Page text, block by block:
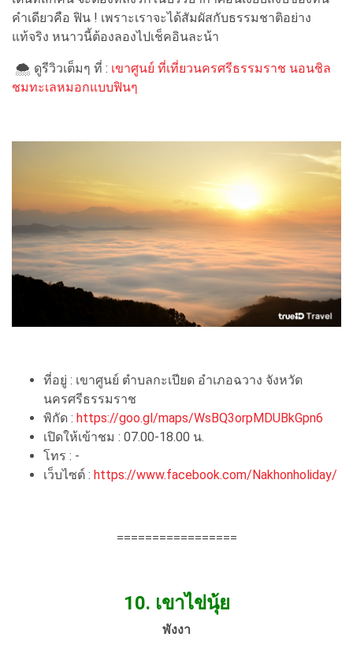
คำเดียวคือ ฟิน ! เพราะเราจะได้สัมผัสกับธรรมชาติอย่าง
แท้จริง หนาวนี้ต้องลองไปเช็คอินละน้า
🌨 ดูรีวิวเต็มๆ ที่ : เขาศูนย์ ที่เที่ยวนครศรีธรรมราช นอนชิล
ชมทะเลหมอกแบบฟินๆ
ที่อยู่ : เขาศูนย์ ตำบลกะเปียด อำเภอฉวาง จังหวัด
นครศรีธรรมราช
พิกัด : https://goo.gl/maps/WsBQ3orpMDUBkGpn6
เปิดให้เข้าชม : 07.00-18.00 น.
โทร : -
เว็บไซต์ : https://www.facebook.com/Nakhonholiday/
=================
10. เขาไข่นุ้ย
พังงา